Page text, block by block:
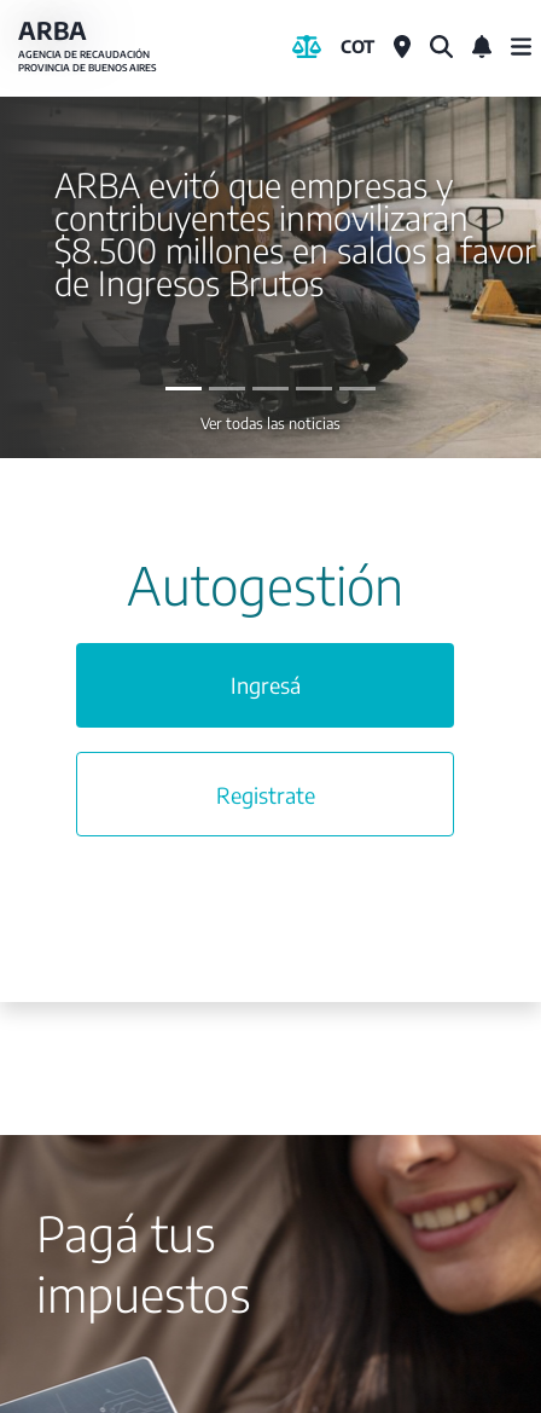
Pasar
al
ARBA
AGENCIA DE RECAUDACIÓN
PROVINCIA DE BUENOS AIRES
COT
Ver todas las noticias
ARBA evitó que empresas y
contribuyentes inmovilizaran
$8.500 millones en saldos a favor
de Ingresos Brutos
Autogestión
Ingresá
Registrate
Pagá tus
impuestos